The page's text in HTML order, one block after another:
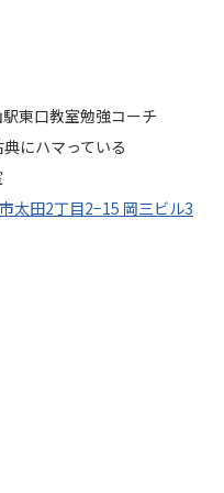
東口教室勉強コーチ
にハマっている
太田2丁目2−15 岡三ビル3